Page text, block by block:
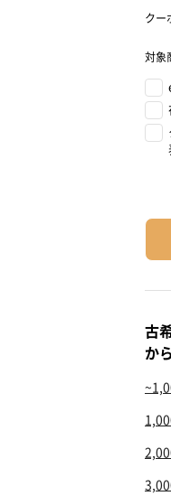
クー
対象
古
か